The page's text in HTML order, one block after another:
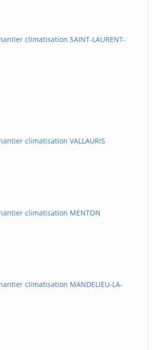
climatisation SAINT-LAURENT-
climatisation VALLAURIS
climatisation MENTON
climatisation MANDELIEU-LA-